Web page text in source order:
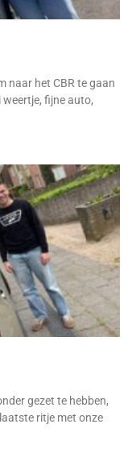
naar het CBR te gaan
fijne auto,
gezet te hebben,
ritje met onze